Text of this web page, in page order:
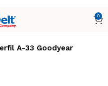
0
A-33 Goodyear